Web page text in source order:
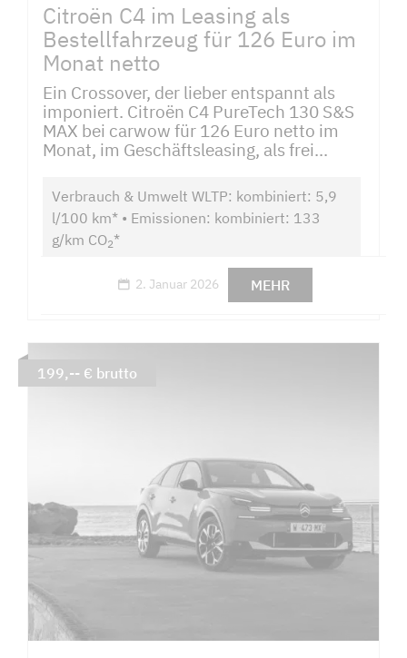
Citroën C4 im Leasing als
Bestellfahrzeug für 126 Euro im
Monat netto
Ein Crossover, der lieber entspannt als
imponiert. Citroën C4 PureTech 130 S&S
MAX bei carwow für 126 Euro netto im
Monat, im Geschäftsleasing, als frei...
Verbrauch & Umwelt WLTP: kombiniert: 5,9
l/100 km* • Emissionen: kombiniert: 133
g/km CO2*
2. Januar 2026 MEHR
199,-- € brutto